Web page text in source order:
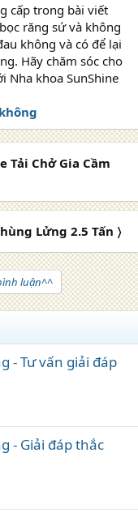
cấp trong bài viết
răng sứ và không
không và có để lại
Hãy chăm sóc cho
Nha khoa SunShine
Tải Chở Gia Cầm
Lửng 2.5 Tấn 〉
luận^^
- Tư vấn giải đáp
- Giải đáp thắc